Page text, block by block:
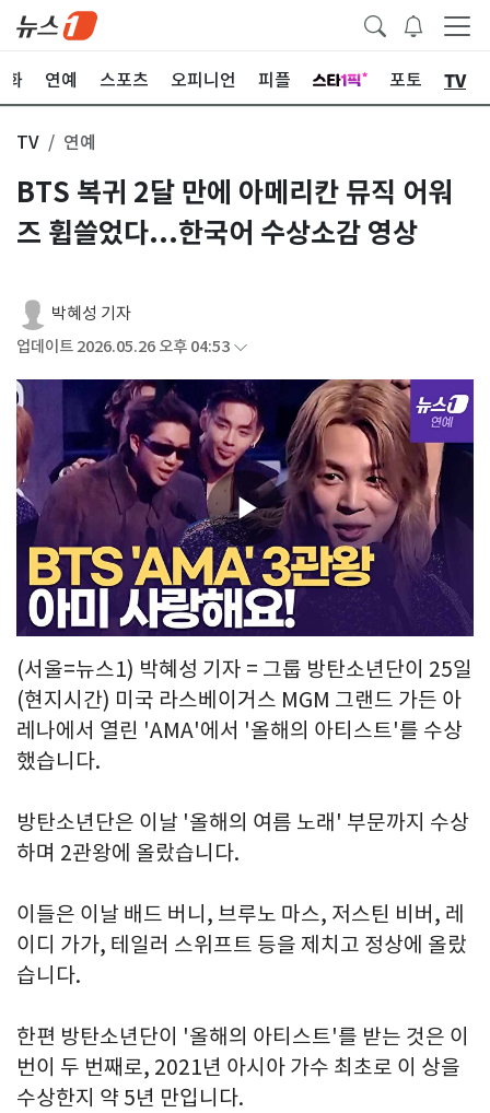
화 연예 스포츠 오피니언 피플 포토 TV
TV 연예
BTS 복귀 2달 만에 아메리칸 뮤직 어워
즈 휩쓸었다...한국어 수상소감 영상
박혜성 기자
업데이트 2026.05.26 오후 04:53
Play
Video
(서울=뉴스1) 박혜성 기자 = 그룹 방탄소년단이 25일
(현지시간) 미국 라스베이거스 MGM 그랜드 가든 아
레나에서 열린 'AMA'에서 '올해의 아티스트'를 수상
했습니다.
방탄소년단은 이날 '올해의 여름 노래' 부문까지 수상
하며 2관왕에 올랐습니다.
이들은 이날 배드 버니, 브루노 마스, 저스틴 비버, 레
이디 가가, 테일러 스위프트 등을 제치고 정상에 올랐
습니다.
한편 방탄소년단이 '올해의 아티스트'를 받는 것은 이
번이 두 번째로, 2021년 아시아 가수 최초로 이 상을
수상한지 약 5년 만입니다.